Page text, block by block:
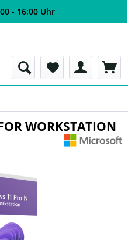
- 16:00 Uhr
WORKSTATION